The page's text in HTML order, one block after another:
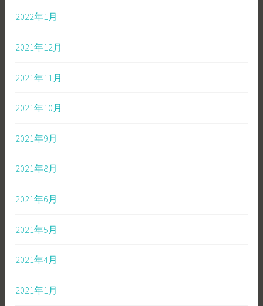
2022年1月
2021年12月
2021年11月
2021年10月
2021年9月
2021年8月
2021年6月
2021年5月
2021年4月
2021年1月